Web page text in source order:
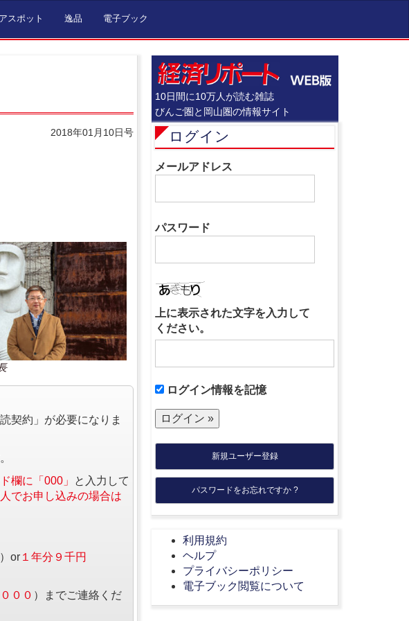
スポット 逸品 電子ブック
2018年01月10日号
契約」が必要になりま
欄に「000」
と入力して
でお申し込みの場合は
or １年分９千円
００ ）までご連絡くだ
10日間に10万人が読む雑誌
びんご圏と岡山圏の情報サイト
ログイン
メールアドレス
パスワード
上に表示された文字を入力して
ください。
ログイン情報を記憶
新規ユーザー登録
パスワードをお忘れですか ?
利用規約
ヘルプ
プライバシーポリシー
電子ブック閲覧について